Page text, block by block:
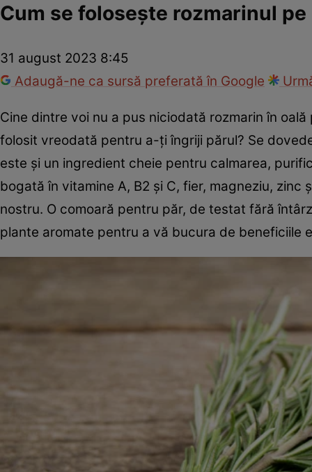
Cum se folosește rozmarinul
31 august 2023 8:45
Adaugă-ne ca sursă preferată în Google
Cine dintre voi nu a pus niciodată rozmarin în
folosit vreodată pentru a-ți îngriji părul? Se
este și un ingredient cheie pentru calmarea,
bogată în vitamine A, B2 și C, fier, magneziu,
nostru. O comoară pentru păr, de testat fără
plante aromate pentru a vă bucura de beneficiile